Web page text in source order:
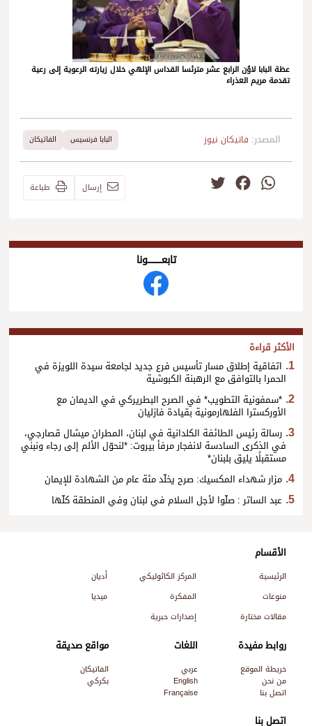
عظة البابا لاوُن الرابع عشر مترئسا القداس الإلهي خلال زيارته الرعوية إلى رعية
تقدمة مريم العذراء
المصدر: فاتيكان نيوز البابا فرنسيس الفاتيكان
WhatsApp
Facebook إرسال طباعة
تابعــــــــــونا
الأكثر قراءة
اتفاقية إطلاق مسار تأسيس فرع جديد لجامعة سيدة اللويزة في
الحمرا بالتوافق مع الرهبنة الكبوشية
*سمفونية التطويب* في الصرح البطريركي في الديمان مع
الأوركسترا الفلهارمونية بقيادة فازليان
رسالة رئيس الطائفة الكلدانية في لبنان، المطران ميشال قصارجي،
في الذكرى السادسة لانفجار مرفأ بيروت: *لنحوّل الألم إلى رجاء ونبني
مستقبلًا يليق بلبنان*
مزار شهداء المكسيك: صرح يخلّد مئة عام من الشهادة للإيمان
عبد الساتر : صلّوا لأجل السلام في لبنان وفي المنطقة كلّها
اتصل بنا
الأقسام
الرئيسية المركز الكاثوليكي
أديان
منوعات
المفكرة
ميديا
مقالات مختارة
إصدارات حبرية
روابط مفيدة
خريطة الموقع
من نحن
اتصل بنا
اللغات
عربي
English
Française
مواقع صديقة
الفاتيكان
بكركي